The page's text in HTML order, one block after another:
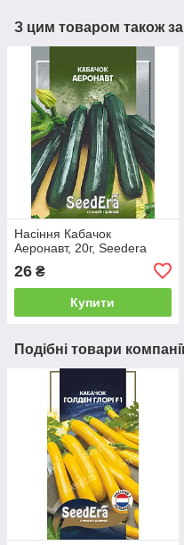
З цим товаром також
Насіння Кабачок
Аеронавт, 20г, Seedera
26 ₴
Купити
Подібні товари